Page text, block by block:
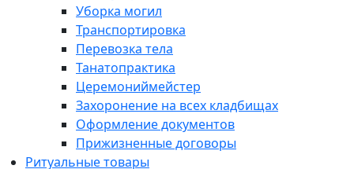
Уборка могил
Транспортировка
Перевозка тела
Танатопрактика
Церемониймейстер
Захоронение на всех кладбищах
Оформление документов
Прижизненные договоры
Ритуальные товары